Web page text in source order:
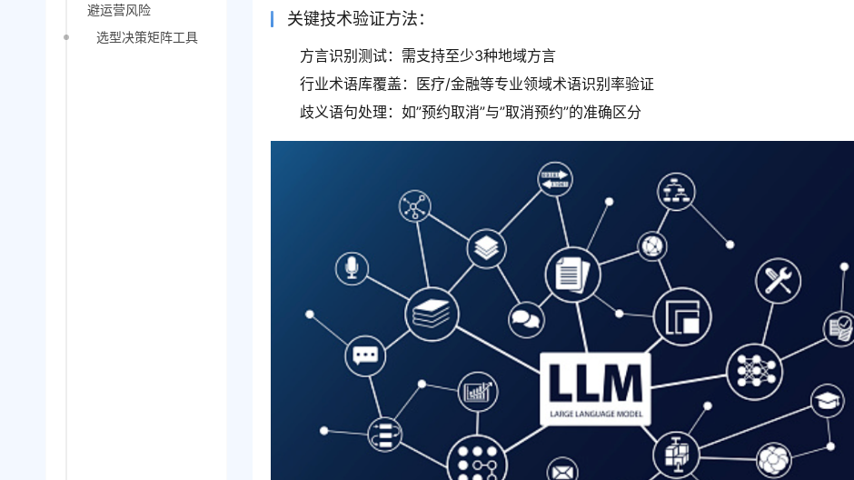
避运营风险
选型决策矩阵工具
关键技术验证方法：
方言识别测试：需支持至少3种地域方言
行业术语库覆盖：医疗/金融等专业领域术语识别率验证
歧义语句处理：如”预约取消”与”取消预约”的准确区分